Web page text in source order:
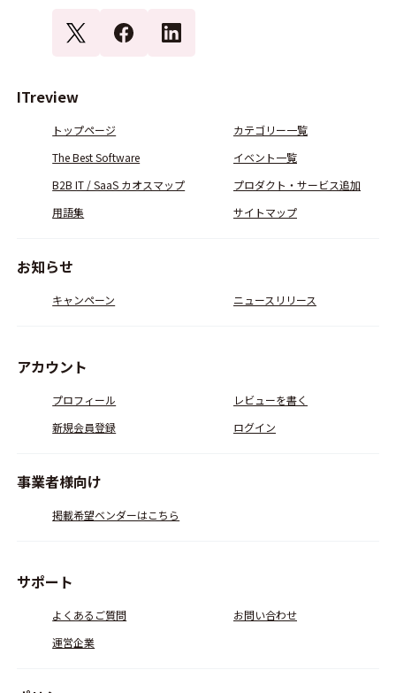
ITreview
トップページ
カテゴリー一覧
The Best Software
イベント一覧
B2B IT / SaaS カオスマップ
プロダクト・サービス追加
用語集
サイトマップ
お知らせ
キャンペーン ニュースリリース
アカウント
プロフィール
レビューを書く
新規会員登録
ログイン
事業者様向け
掲載希望ベンダーはこちら
サポート
よくあるご質問
お問い合わせ
運営企業